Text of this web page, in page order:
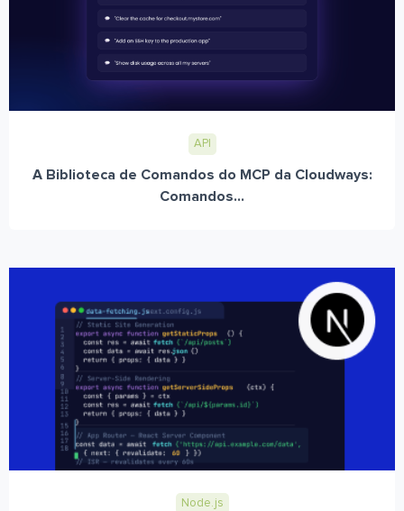
API
A Biblioteca de Comandos do MCP da Cloudways:
Comandos...
Node.js